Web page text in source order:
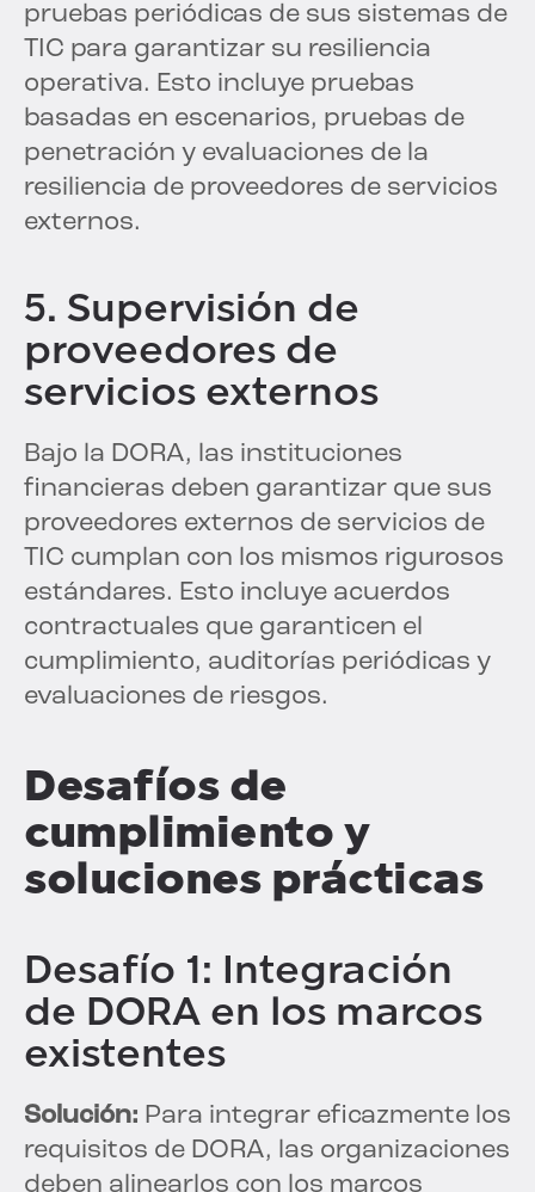
pruebas periódicas de sus sistemas de
TIC para garantizar su resiliencia
operativa. Esto incluye pruebas
basadas en escenarios, pruebas de
penetración y evaluaciones de la
resiliencia de proveedores de servicios
externos.
5. Supervisión de
proveedores de
servicios externos
Bajo la DORA, las instituciones
financieras deben garantizar que sus
proveedores externos de servicios de
TIC cumplan con los mismos rigurosos
estándares. Esto incluye acuerdos
contractuales que garanticen el
cumplimiento, auditorías periódicas y
evaluaciones de riesgos.
Desafíos de
cumplimiento y
soluciones prácticas
Desafío 1: Integración
de DORA en los marcos
existentes
Solución: Para integrar eficazmente los
requisitos de DORA, las organizaciones
deben alinearlos con los marcos